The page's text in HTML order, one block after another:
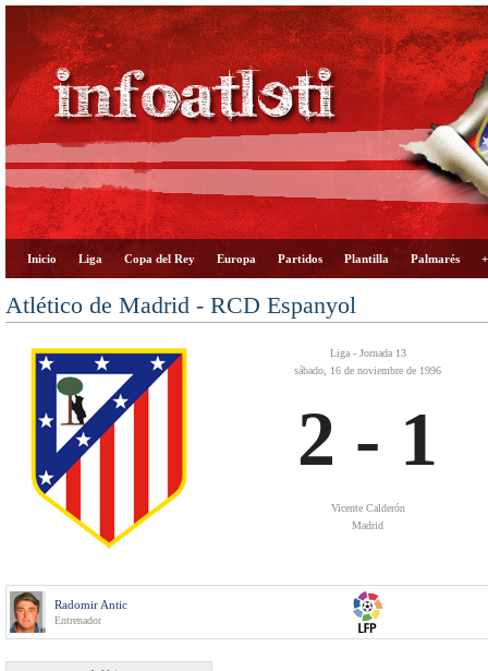
Inicio Liga Copa del Rey Europa Partidos Plantilla Palmarés
Atlético de Madrid - RCD Espanyol
Liga - Jornada 13
sábado, 16 de noviembre de 1996
2 - 1
Vicente Calderón
Madrid
Radomir Antic
Entrenador